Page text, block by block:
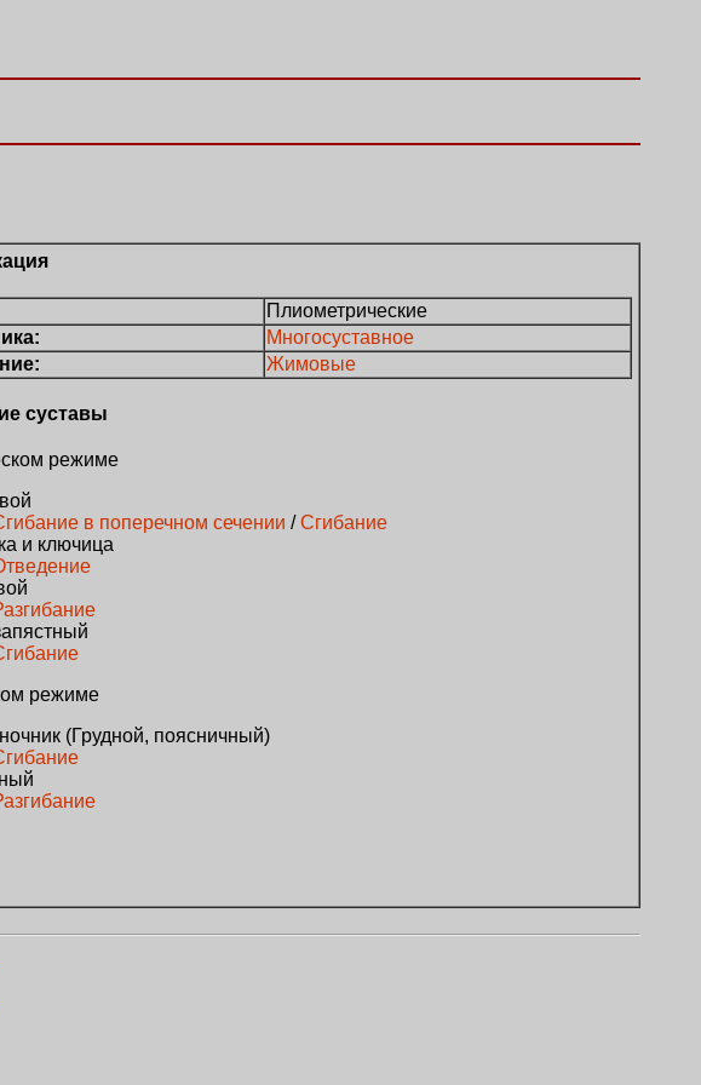
Плиометрические
Многосуставное
Жимовые
суставы
режиме
в поперечном сечении /Сгибание
и ключица
режиме
(Грудной, поясничный)